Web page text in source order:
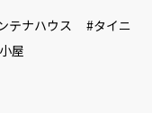
テナハウス
タイニ
小屋